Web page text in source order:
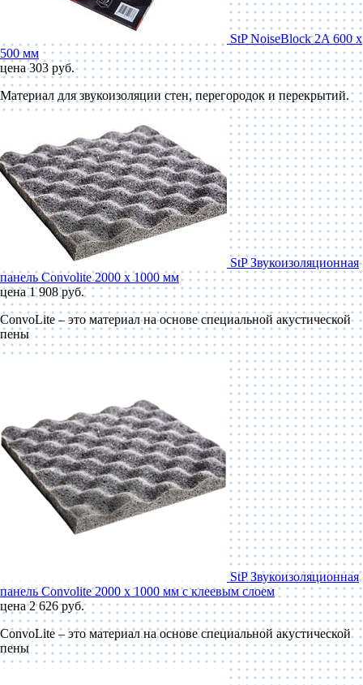
StP NoiseBlock 2A 600 x
500 мм
цена 303 руб.
Материал для звукоизоляции стен, перегородок и перекрытий.
StP Звукоизоляционная
панель Convolite 2000 x 1000 мм
цена 1 908 руб.
ConvoLite – это материал на основе специальной акустической
пены
StP Звукоизоляционная
панель Convolite 2000 x 1000 мм с клеевым слоем
цена 2 626 руб.
ConvoLite – это материал на основе специальной акустической
пены